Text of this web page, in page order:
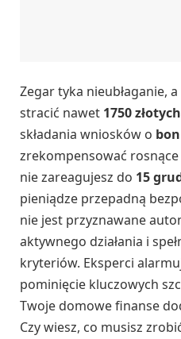
Zegar tyka nieubłaganie,
stracić nawet 1750 złotych
składania wniosków o
zrekompensować
nie zareagujesz do 15
pieniądze przepadną
nie jest przyznawane
aktywnego działania i
kryteriów. Eksperci
pominięcie kluczowych
Twoje domowe finanse
Czy wiesz, co musisz